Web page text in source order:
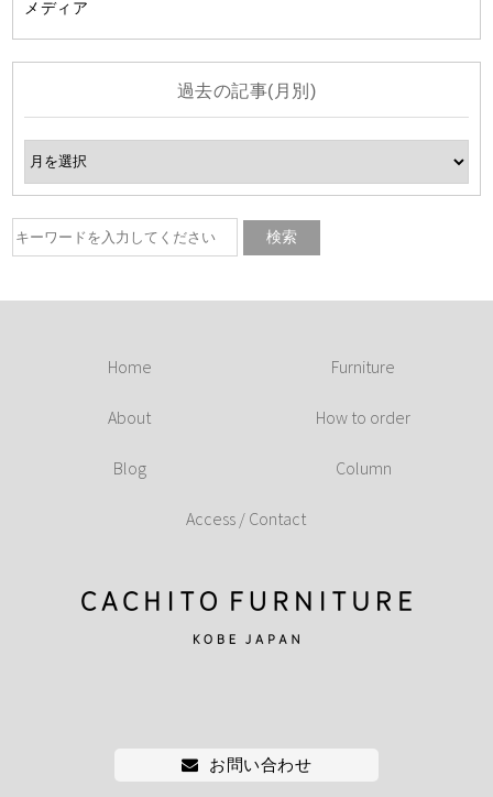
メディア
過去の記事(月別)
Home Furniture
About How to order
Blog Column
Access / Contact
お問い合わせ